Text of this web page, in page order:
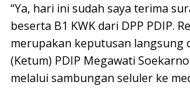
“Ya, hari ini sudah saya terima
beserta B1 KWK dari DPP PDIP.
merupakan keputusan langsung
(Ketum) PDIP Megawati
melalui sambungan seluler ke